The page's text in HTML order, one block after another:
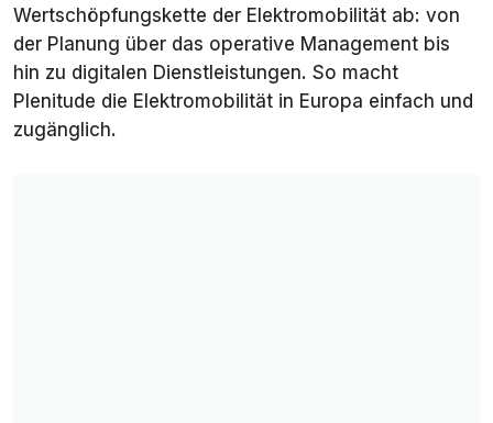
Wertschöpfungskette der Elektromobilität ab: von
der Planung über das operative Management bis
hin zu digitalen Dienstleistungen. So macht
Plenitude die Elektromobilität in Europa einfach und
zugänglich.